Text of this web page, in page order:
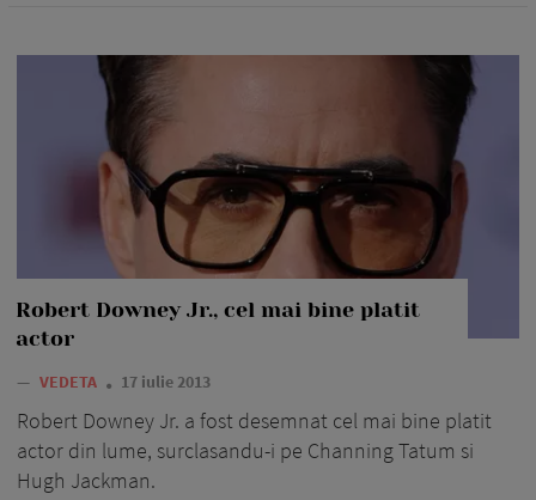
Robert Downey Jr., cel mai bine platit
actor
— VEDETA 17 iulie 2013
Robert Downey Jr. a fost desemnat cel mai bine platit
actor din lume, surclasandu-i pe Channing Tatum si
Hugh Jackman.